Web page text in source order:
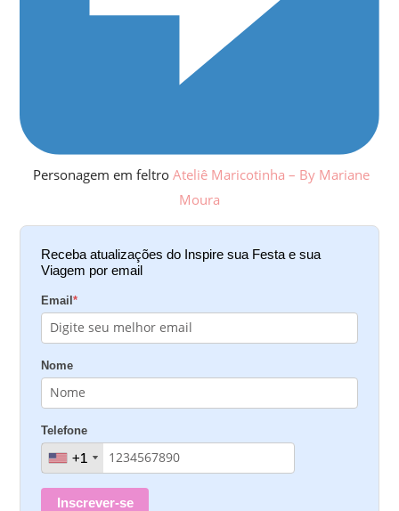
Personagem em feltro Ateliê Maricotinha – By Mariane
Moura
Receba atualizações do Inspire sua Festa e sua
Viagem por email
Email*
Nome
Telefone
+1
+1
Inscrever-se